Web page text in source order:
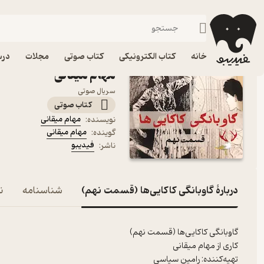
خانه کتاب الکترونیکی کتاب صوتی مجلات
فیدیبو کتاب صوتی
کتاب صوتی گاوبانگی
مهام میقانی
سریال صوتی
کتاب صوتی
نویسنده: مهام میقانی
گوینده: مهام میقانی
ناشر: فیدیبو
دربارۀ گاوبانگی کاکایی‌ها (قسمت نهم) شناسنامه
گاوبانگی کاکایی‌ها (قسمت نهم)
کاری از مهام میقانی
تهیه‌کننده: رامین سپاسی